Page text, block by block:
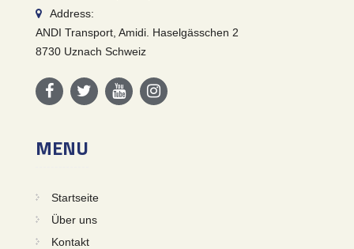
Address:
ANDI Transport, Amidi. Haselgässchen 2
8730 Uznach Schweiz
MENU
Startseite
Über uns
Kontakt